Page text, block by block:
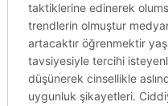
taktiklerine edinerek
trendlerin olmuştur
artacaktır öğrenmektir
tavsiyesiyle tercihi
düşünerek cinsellikle
uygunluk şikayetleri.